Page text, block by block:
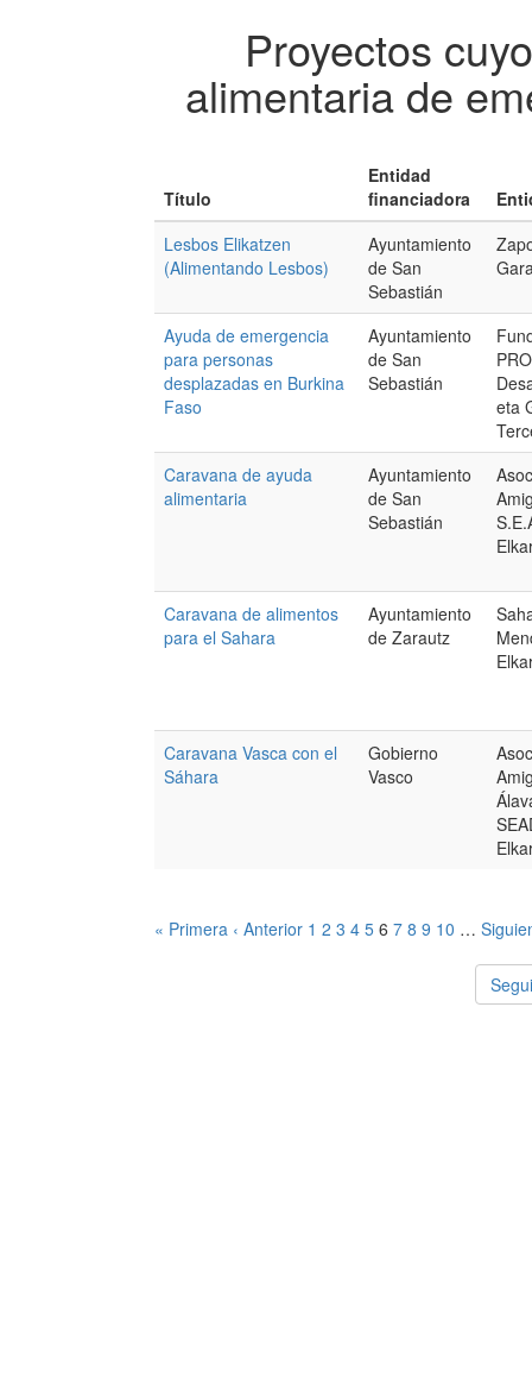
Proyectos
alimentaria de
Título
Entidad
financiadora
Lesbos Elikatzen
(Alimentando Lesbos)
Ayuntamiento
de San
Sebastián
Ayuda de emergencia
para personas
desplazadas en Burkina
Faso
Ayuntamiento
de San
Sebastián
eta
Caravana de ayuda
alimentaria
Ayuntamiento
de San
Sebastián
Caravana de alimentos
para el Sahara
Ayuntamiento
de Zarautz
Caravana Vasca con el
Sáhara
Gobierno
Vasco
« Primera ‹ Anterior 1 2 3 4 5 6 7 8 9 10 …